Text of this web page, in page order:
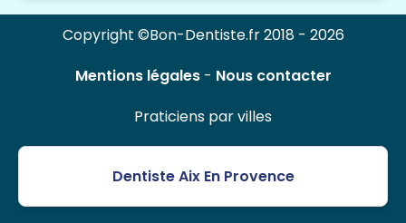
Copyright ©Bon-Dentiste.fr 2018 - 2026
Mentions légales- Nous contacter
Praticiens par villes
Dentiste Aix En Provence